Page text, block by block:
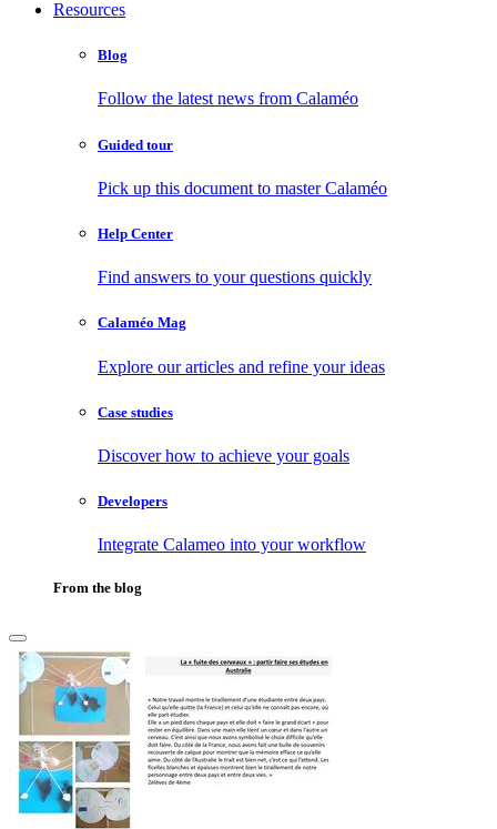
Resources
Blog
Follow the latest news from Calaméo
Guided tour
Pick up this document to master Calaméo
Help Center
Find answers to your questions quickly
Calaméo Mag
Explore our articles and refine your ideas
Case studies
Discover how to achieve your goals
Developers
Integrate Calameo into your workflow
From the blog